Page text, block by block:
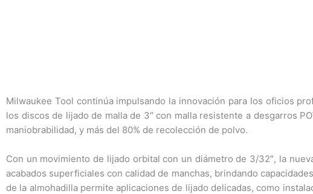
Milwaukee Tool continúa impulsando la innovación para los oficios
los discos de lijado de malla de 3″ con malla resistente a desgarros
maniobrabilidad, y más del 80% de recolección de polvo.
Con un movimiento de lijado orbital con un diámetro de 3/32″, la
acabados superficiales con calidad de manchas, brindando
de la almohadilla permite aplicaciones de lijado delicadas, como